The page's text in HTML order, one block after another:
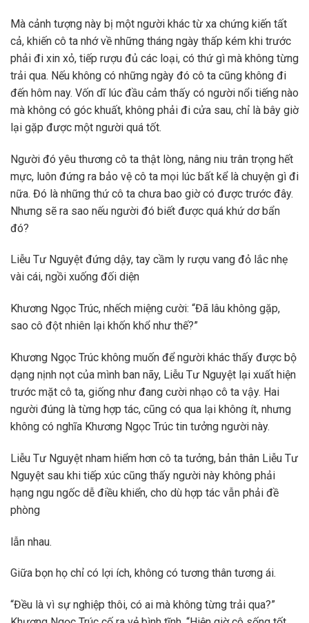
Mà cảnh tượng này bị một người khác từ xa chứng kiến tất
cả, khiến cô ta nhớ về những tháng ngày thấp kém khi trước
phải đi xin xỏ, tiếp rượu đủ các loại, có thứ gì mà không từng
trải qua. Nếu không có những ngày đó cô ta cũng không đi
đến hôm nay. Vốn dĩ lúc đầu cảm thấy có người nổi tiếng nào
mà không có góc khuất, không phải đi cửa sau, chỉ là bây giờ
lại gặp được một người quá tốt.
Người đó yêu thương cô ta thật lòng, nâng niu trân trọng hết
mực, luôn đứng ra bảo vệ cô ta mọi lúc bất kể là chuyện gì đi
nữa. Đó là những thứ cô ta chưa bao giờ có được trước đây.
Nhưng sẽ ra sao nếu người đó biết được quá khứ dơ bẩn
đó?
Liễu Tư Nguyệt đứng dậy, tay cầm ly rượu vang đỏ lắc nhẹ
vài cái, ngồi xuống đối diện
Khương Ngọc Trúc, nhếch miệng cười: “Đã lâu không gặp,
sao cô đột nhiên lại khốn khổ như thế?”
Khương Ngọc Trúc không muốn để người khác thấy được bộ
dạng nịnh nọt của mình ban nãy, Liễu Tư Nguyệt lại xuất hiện
trước mặt cô ta, giống như đang cười nhạo cô ta vậy. Hai
người đúng là từng hợp tác, cũng có qua lại không ít, nhưng
không có nghĩa Khương Ngọc Trúc tin tưởng người này.
Liễu Tư Nguyệt nham hiểm hơn cô ta tưởng, bản thân Liễu Tư
Nguyệt sau khi tiếp xúc cũng thấy người này không phải
hạng ngu ngốc dễ điều khiển, cho dù hợp tác vẫn phải đề
phòng
lẫn nhau.
Giữa bọn họ chỉ có lợi ích, không có tương thân tương ái.
“Đều là vì sự nghiệp thôi, có ai mà không từng trải qua?”